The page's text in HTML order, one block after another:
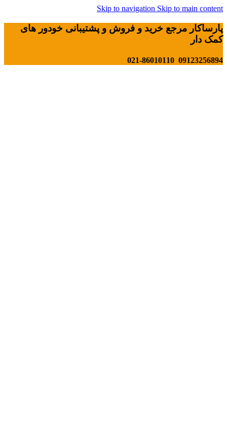
Skip to navigation Skip to main content
پارساکار مرجع خرید و فروش و پشتیبانی خودور های
کمک دار
09123256894 021-86010110